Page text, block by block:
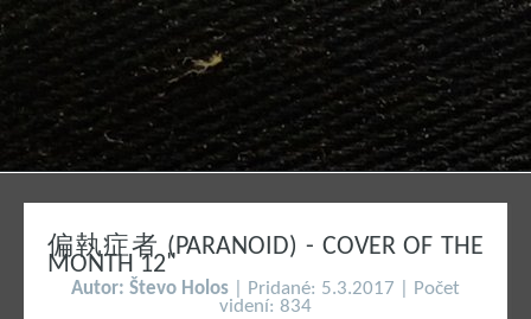
偏執症者 (PARANOID) - COVER OF THE
MONTH 12"
Autor: Števo Holos | Pridané: 5.3.2017 | Počet
videní: 834